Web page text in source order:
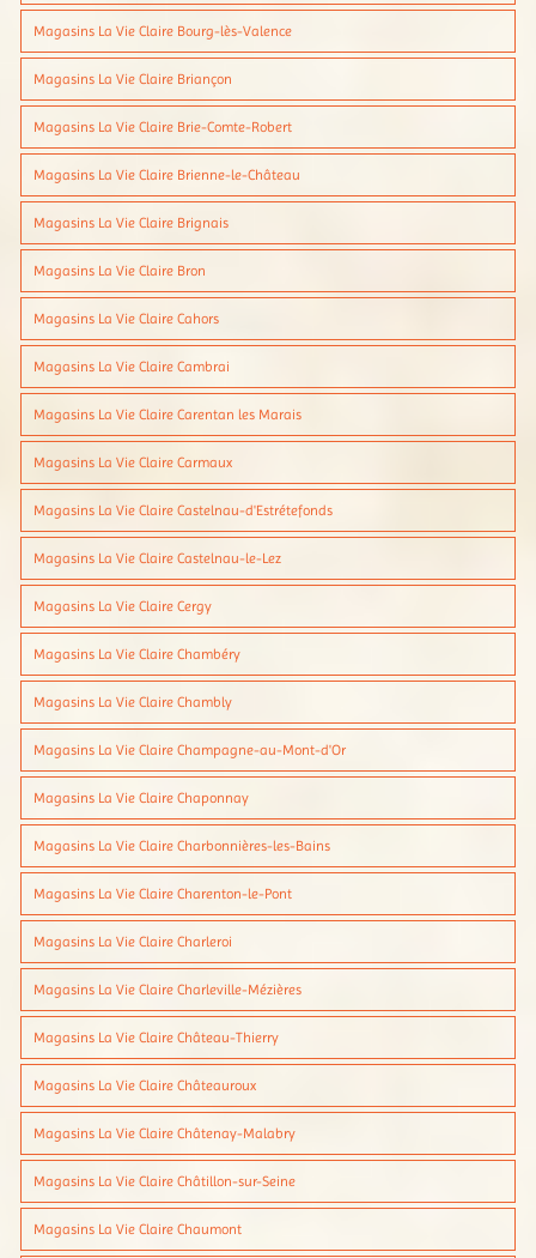
Magasins La Vie Claire Bourg-lès-Valence
Magasins La Vie Claire Briançon
Magasins La Vie Claire Brie-Comte-Robert
Magasins La Vie Claire Brienne-le-Château
Magasins La Vie Claire Brignais
Magasins La Vie Claire Bron
Magasins La Vie Claire Cahors
Magasins La Vie Claire Cambrai
Magasins La Vie Claire Carentan les Marais
Magasins La Vie Claire Carmaux
Magasins La Vie Claire Castelnau-d'Estrétefonds
Magasins La Vie Claire Castelnau-le-Lez
Magasins La Vie Claire Cergy
Magasins La Vie Claire Chambéry
Magasins La Vie Claire Chambly
Magasins La Vie Claire Champagne-au-Mont-d'Or
Magasins La Vie Claire Chaponnay
Magasins La Vie Claire Charbonnières-les-Bains
Magasins La Vie Claire Charenton-le-Pont
Magasins La Vie Claire Charleroi
Magasins La Vie Claire Charleville-Mézières
Magasins La Vie Claire Château-Thierry
Magasins La Vie Claire Châteauroux
Magasins La Vie Claire Châtenay-Malabry
Magasins La Vie Claire Châtillon-sur-Seine
Magasins La Vie Claire Chaumont